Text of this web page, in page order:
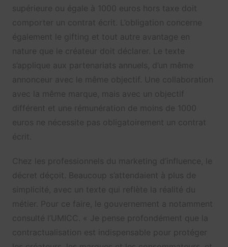
supérieure ou égale à 1000 euros hors taxe doit
comporter un contrat écrit. L’obligation concerne
également le gifting et tout autre avantage en
nature que le créateur doit déclarer. Le texte
s’applique aux partenariats annuels, d’un même
annonceur avec le même objectif. Une collaboration
avec la même marque, mais avec un objectif
différent et une rémunération de moins de 1000
euros ne nécessite pas obligatoirement un contrat
écrit.
Chez les professionnels du marketing d’influence, le
décret déçoit. Beaucoup s’attendaient à plus de
simplicité, avec un texte qui reflète la réalité du
métier. Pour ce faire, le gouvernement a notamment
consulté l’UMICC. « Je pense profondément que la
contractualisation est indispensable pour protéger